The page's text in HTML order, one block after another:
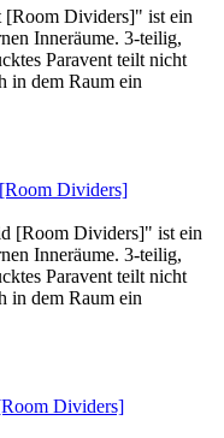
[Room Dividers]" ist ein
Inneräume. 3-teilig,
Paravent teilt nicht
in dem Raum ein
Dividers]
[Room Dividers]" ist ein
Inneräume. 3-teilig,
Paravent teilt nicht
in dem Raum ein
Dividers]